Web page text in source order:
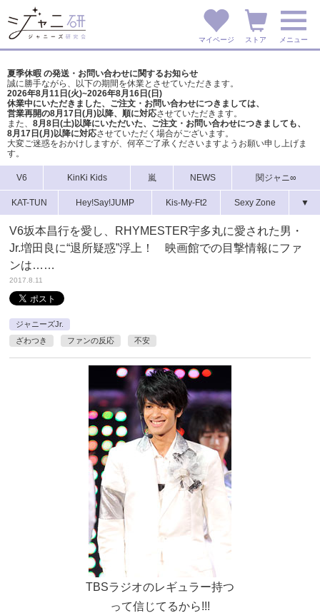
マイページ ストア メニュー
夏季休暇 の発送・お問い合わせに関するお知らせ
誠に勝手ながら、以下の期間を休業とさせていただきます。
2026年8月11日(火)~2026年8月16日(日)
休業中にいただきました、ご注文・お問い合わせにつきましては、
営業再開の8月17日(月)以降、順に対応させていただきます。
また、 8月8日(土)以降にいただいた、ご注文・ お問い合わせにつきましても、
8月17日(月)以降に対応させていただく場合がございます。
大変ご迷惑をおかけしますが、 何卒ご了承くださいますようお願い申し上げま
す。
V6 KinKi Kids 嵐 NEWS 関ジャニ∞
KAT-TUN Hey!Say!JUMP Kis-My-Ft2 Sexy Zone ▼
V6坂本昌行を愛し、RHYMESTER宇多丸に愛された男・
Jr.増田良に“退所疑惑”浮上！ 映画館での目撃情報にファ
ンは……
2017.8.11
ジャニーズJr.
ざわつき
ファンの反応 不安
TBSラジオのレギュラー持つ
って信じてるから!!!